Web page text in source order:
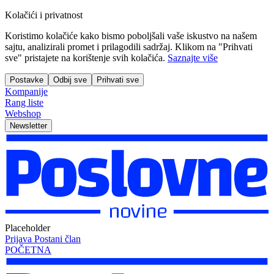
Kolačići i privatnost
Koristimo kolačiće kako bismo poboljšali vaše iskustvo na našem
sajtu, analizirali promet i prilagodili sadržaj. Klikom na "Prihvati
sve" pristajete na korištenje svih kolačića. Saznajte više
Postavke Odbij sve Prihvati sve
Kompanije
Rang liste
Webshop
Newsletter
Placeholder
Prijava Postani član
POČETNA